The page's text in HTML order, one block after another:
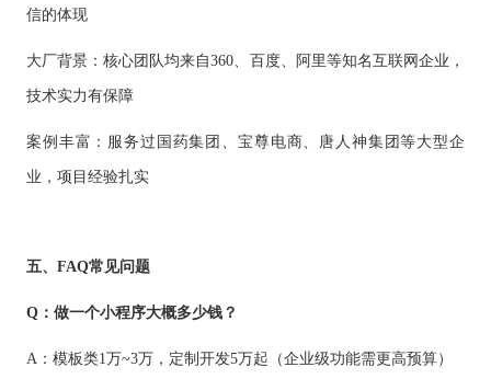
信的体现
大厂背景：核心团队均来自360、百度、阿里等知名互联网企业，
技术实力有保障
案例丰富：服务过国药集团、宝尊电商、唐人神集团等大型企
业，项目经验扎实
五、 FAQ常见问题
Q：做一个小程序大概多少钱？
A：模板类1万~3万，定制开发5万起（企业级功能需更高预算）